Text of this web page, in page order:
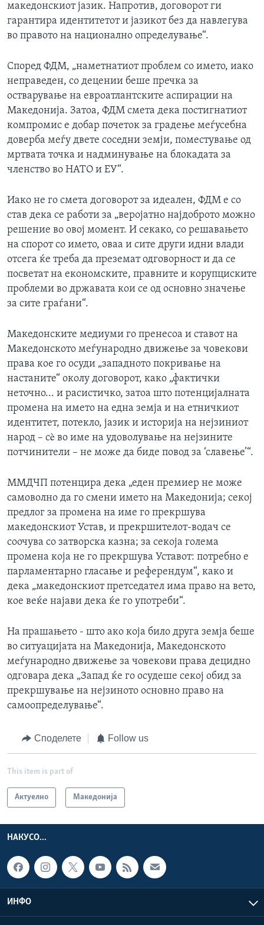
македонскиот јазик. Напротив, договорот ги
гарантира идентитетот и јазикот без да навлегува
во правото на национално определување“.
Според ФДМ, „наметнатиот проблем со името, иако
неправеден, со децении беше пречка за
остварување на евроатлантските аспирации на
Македонија. Затоа, ФДМ смета дека постигнатиот
компромис е добар почеток за градење меѓусебна
доверба меѓу двете соседни земји, поместување од
мртвата точка и надминување на блокадата за
членство во НАТО и ЕУ“.
Иако не го смета договорот за идеален, ФДМ е со
став дека се работи за „веројатно најдоброто можно
решение во овој момент. И секако, со решавањето
на спорот со името, оваа и сите други идни влади
отсега ќе треба да преземат одговорност и да се
посветат на економските, правните и корупциските
проблеми во државата кои се од основно значење
за сите граѓани“.
Македонските медиуми го пренесоа и ставот на
Македонското меѓународно движење за човекови
права кое го осуди „западното покривање на
настаните“ околу договорот, како „фактички
неточно... и расистичко, затоа што потенцијалната
промена на името на една земја и на етничкиот
идентитет, потекло, јазик и историја на нејзиниот
народ – сè во име на удоволување на нејзините
потчинители – не може да биде повод за ‘славење’“.
ММДЧП потенцира дека „еден премиер не може
самоволно да го смени името на Македонија; секој
предлог за промена на име го прекршува
македонскиот Устав, и прекршителот-водач се
соочува со затворска казна; за секоја голема
промена која не го прекршува Уставот: потребно е
парламентарно гласање и референдум“, како и
дека „македонскиот претседател има право на вето,
кое веќе најави дека ќе го употреби“.
На прашањето - што ако која било друга земја беше
во ситуацијата на Македонија, Македонското
меѓународно движење за човекови права децидно
одговара дека „Запад ќе го осудеше секој обид за
прекршување на нејзиното основно право на
самоопределување“.
Споделете Follow us
This item is part of
Актуелно Македонија
НАКУСО...
ИНФО